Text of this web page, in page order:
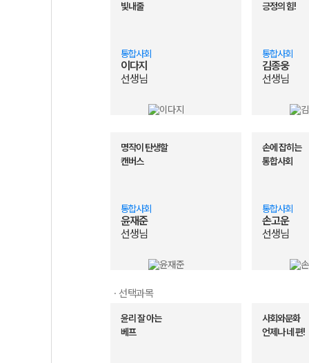
빛내줄
통합사회
이다지
선생님
긍정의 힘!
통합사회
김종웅
선생님
명작이 탄생할
캔버스
통합사회
윤재준
선생님
손에 잡히는
통합사회
통합사회
손고운
선생님
· 선택과목
윤리 잘 아는
베프
사회와문화
언제나 네 편!